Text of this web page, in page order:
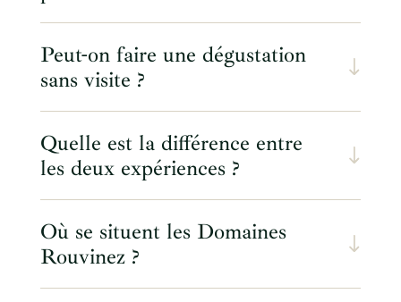
Peut-on faire une dégustation
sans visite ?
Quelle est la différence entre
les deux expériences ?
Où se situent les Domaines
Rouvinez ?